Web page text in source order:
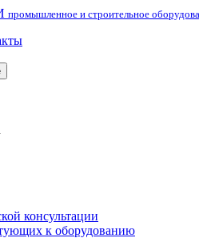
промышленное и строительное
консультации
к оборудованию